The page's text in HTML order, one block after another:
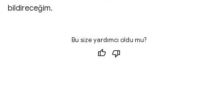
bildireceğim.
Bu size yardımcı oldu mu?